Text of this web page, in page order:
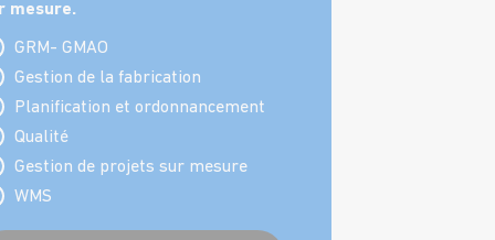
mesure.
GRM- GMAO
Gestion de la fabrication
Planification et ordonnancement
Qualité
Gestion de projets sur mesure
WMS